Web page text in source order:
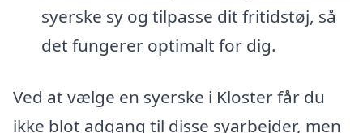
syerske sy og tilpasse dit fritidstøj, så
det fungerer optimalt for dig.
Ved at vælge en syerske i Kloster får du
ikke blot adgang til disse syarbejder, men